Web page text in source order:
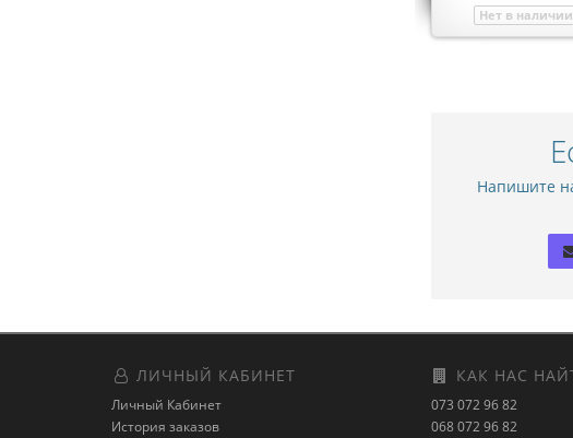
Нет в наличии
Напишите
ЛИЧНЫЙ КАБИНЕТ
Личный Кабинет
История заказов
КАК НАС
073 072 96 82
068 072 96 82